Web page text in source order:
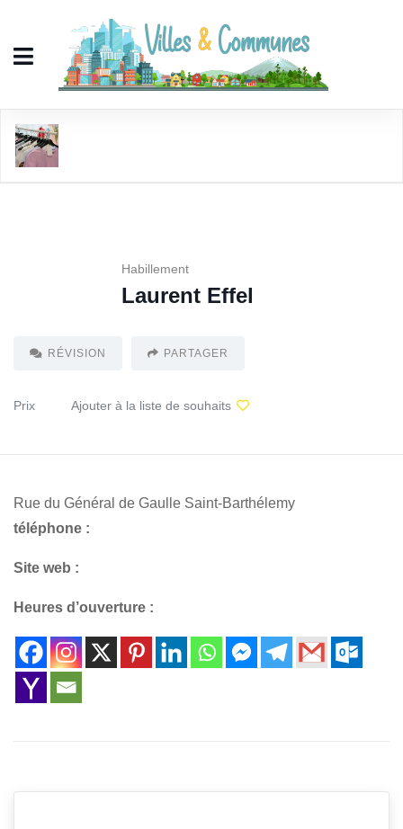
Habillement
Laurent Effel
RÉVISION PARTAGER
Prix Ajouter à la liste de souhaits
Rue du Général de Gaulle Saint-Barthélemy
téléphone :
Site web :
Heures d’ouverture :